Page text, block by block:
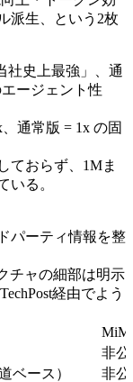
派生、という2枚
社史上最強」、通
ージェント性
通常版 = 1x の固
ておらず、1Mま
いる。
パーティ情報を整
チャの細部は明示
経由でよう
非公
ベース）
非公